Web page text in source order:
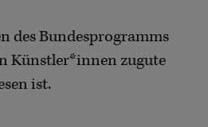
des Bundesprogramms
Künstler*innen zugute
ist.